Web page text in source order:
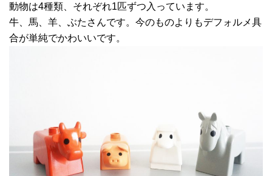
動物は4種類、それぞれ1匹ずつ入っています。
牛、馬、羊、ぶたさんです。今のものよりもデフォルメ具
合が単純でかわいいです。